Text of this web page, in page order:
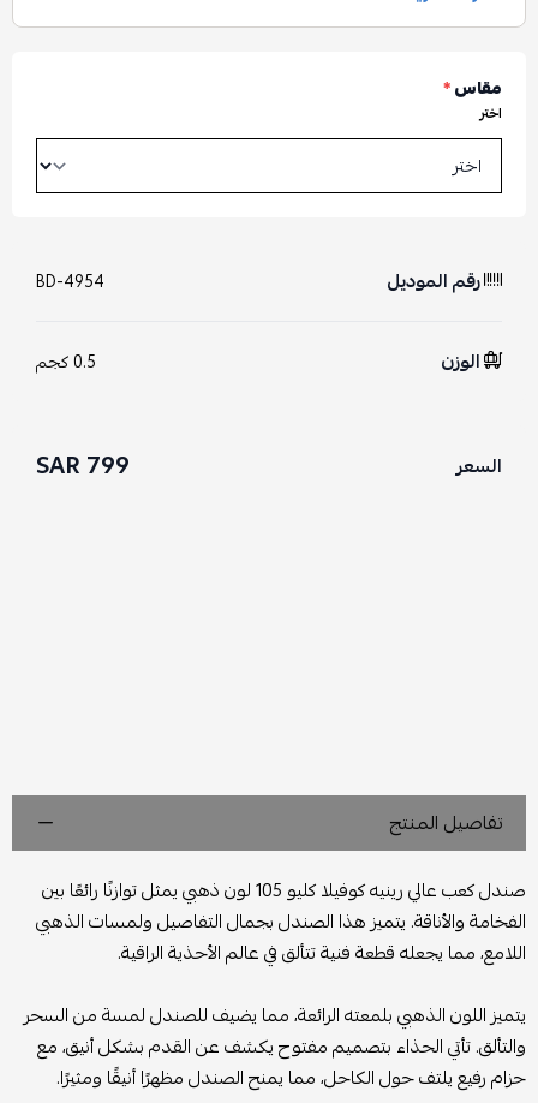
مقاس*
اختر
رقم الموديل BD-4954
الوزن 0.5 كجم
السعر 799 SAR
تفاصيل المنتج
صندل كعب عالي رينيه كوفيلا كليو 105 لون ذهبي يمثل توازنًا رائعًا بين
الفخامة والأناقة. يتميز هذا الصندل بجمال التفاصيل ولمسات الذهبي
اللامع، مما يجعله قطعة فنية تتألق في عالم الأحذية الراقية.
يتميز اللون الذهبي بلمعته الرائعة، مما يضيف للصندل لمسة من السحر
والتألق. تأتي الحذاء بتصميم مفتوح يكشف عن القدم بشكل أنيق، مع
حزام رفيع يلتف حول الكاحل، مما يمنح الصندل مظهرًا أنيقًا ومثيرًا.